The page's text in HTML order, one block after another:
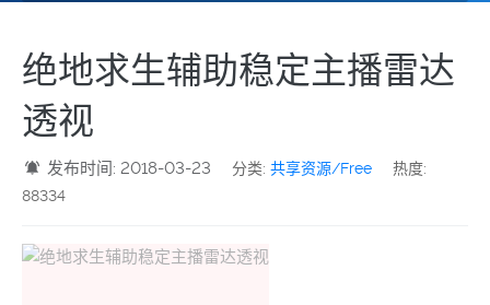
绝地求生辅助稳定主播雷达
透视
发布时间: 2018-03-23 分类:共享资源/Free
热度:
88334